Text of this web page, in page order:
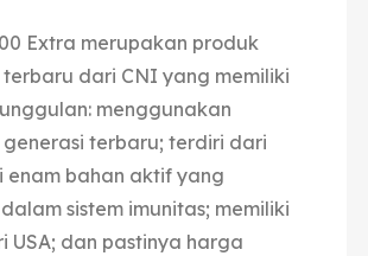
Extra merupakan produk
terbaru dari CNI yang memiliki
menggunakan
generasi terbaru; terdiri dari
enam bahan aktif yang
sistem imunitas; memiliki
USA; dan pastinya harga